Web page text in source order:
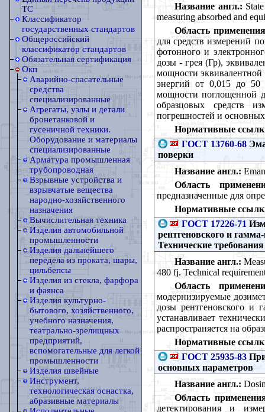
ТС
Классификатор
государственных стандартов
Общероссийский
классификатор стандартов
Обязательная сертификация
Окп
Аварийно-спасательные
средства
специализированные
Агрегаты, узлы и детали
бронетанковой и
гусеничной техники.
Оборудование и материалы
специализированные
Арматура промышленная
трубопроводная
Взрывные устройства и
взрывчатые вещества
народно-хозяйственного
назначения
Вычислительная техника
Изделия автомобильной
промышленности
Изделия дальнейшего
передела из проката, шары,
цильбепсы
Изделия из стекла, фарфора
и фаянса
Изделия культурно-
бытового, хозяйственного,
учебного назначения,
театрально-зрелищных
предприятий,
вспомогательные для легкой
промышленности
Изделия швейные
Инструмент,
технологическая оснастка,
абразивные материалы
Название англ.:State
measuring absorbed and
Область
для средств измерений
фотонного и
дозы - грея (Гр),
мощности эквивалентной
энергий от 0,015 до 50
мощности поглощенной
образцовых средств
погрешностей и
Нормативные
ГОСТ 13760-68
поверки
Название англ.:
Область
предназначенные для
Нормативные
ГОСТ 17226-71
рентгеновского и
Технические
Название англ.:
480 fj. Technical
Область
модернизируемые
дозы рентгеновского
устанавливает
распространяется на
Нормативные
ГОСТ 25935-83
основных параметров
Название англ.:
Область
детектирования и